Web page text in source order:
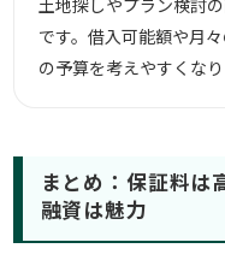
土地探しやプラン検討
です。借入可能額や月
の予算を考えやすくなり
まとめ：保証料は
融資は魅力